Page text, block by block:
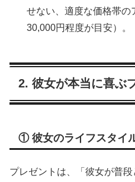
せない、適度な価格帯の
30,000円程度が目安）。
2. 彼女が本当に喜ぶ
① 彼女のライフスタイ
プレゼントは、「彼女が普